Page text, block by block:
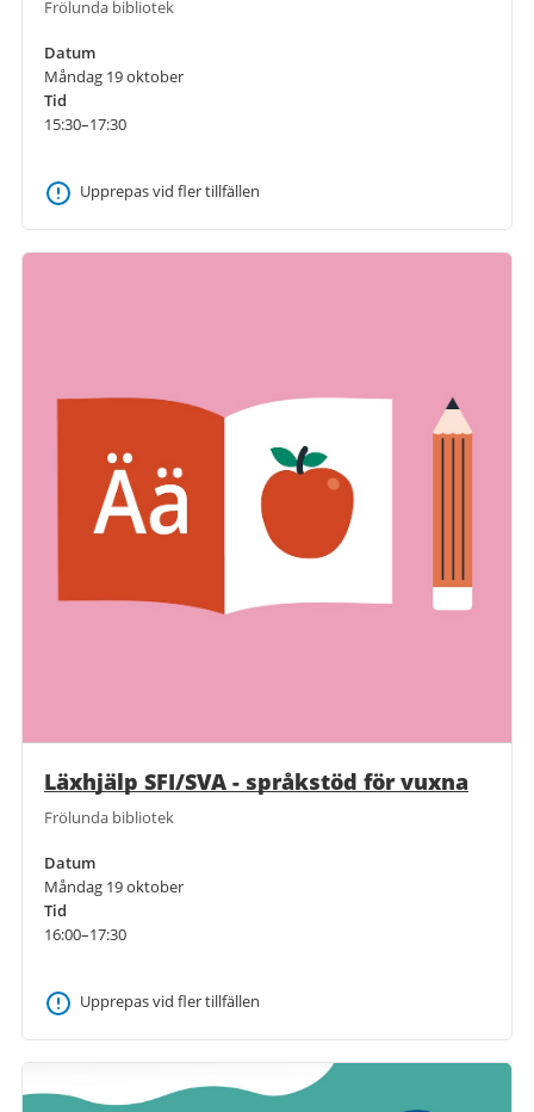
Frölunda bibliotek
Datum
Måndag 19 oktober
Tid
15:30–17:30
Upprepas vid fler tillfällen
Läxhjälp SFI/SVA - språkstöd för vuxna
Frölunda bibliotek
Datum
Måndag 19 oktober
Tid
16:00–17:30
Upprepas vid fler tillfällen